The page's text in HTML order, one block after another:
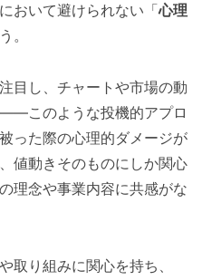
おいて避けられない「心理
。
目し、チャートや市場の動
このような投機的アプロ
った際の心理的ダメージが
値動きそのものにしか関心
理念や事業内容に共感がな
り組みに関心を持ち、